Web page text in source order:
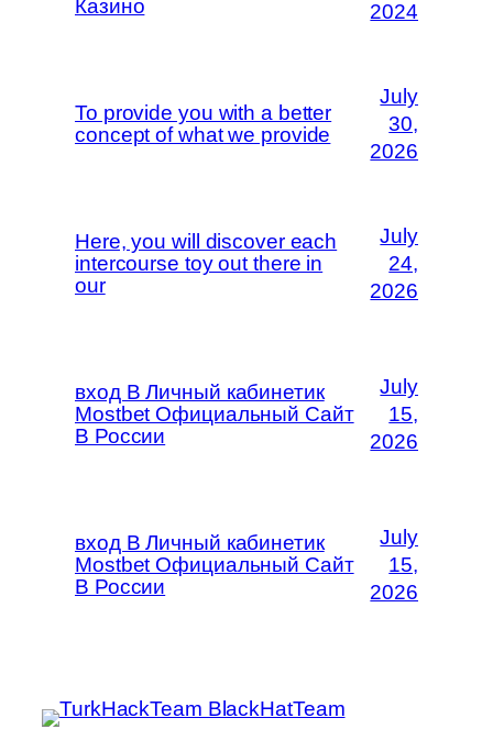
Казино
2024
To provide you with a better
concept of what we provide
July
30,
2026
Here, you will discover each
intercourse toy out there in
our
July
24,
2026
вход В Личный кабинетик
Mostbet Официальный Сайт
В России
July
15,
2026
вход В Личный кабинетик
Mostbet Официальный Сайт
В России
July
15,
2026